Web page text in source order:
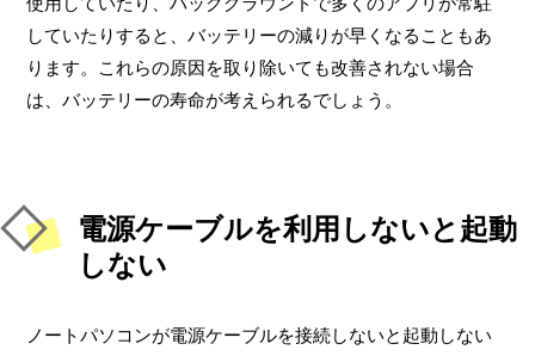
していたりすると、バッテリーの減りが早くなることもあ
ります。これらの原因を取り除いても改善されない場合
は、バッテリーの寿命が考えられるでしょう。
電源ケーブルを利用しないと起動
しない
ノートパソコンが電源ケーブルを接続しないと起動しない